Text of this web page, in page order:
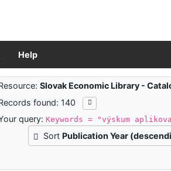
Help
results
Slovak Economic Library -
found: 140
query:Keywords = "výskum
Sort Publication Year